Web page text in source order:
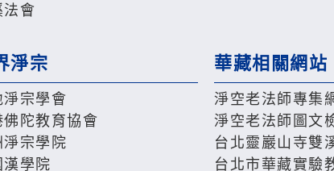
法會
淨宗
淨宗學會
佛陀教育協會
淨宗學院
漢學院
華藏相關網站
淨空老法師專集
淨空老法師圖文
台北靈巖山寺雙
台北市華藏實驗